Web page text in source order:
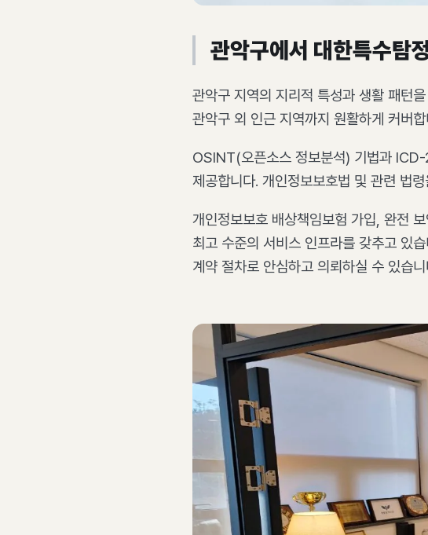
관악구에서 대한특수탐
관악구 지역의 지리적 특성과 생활 패턴
관악구 외 인근 지역까지 원활하게 커버합
OSINT(오픈소스 정보분석) 기법과
제공합니다. 개인정보보호법 및 관련 법
개인정보보호 배상책임보험 가입, 완전
최고 수준의 서비스 인프라를 갖추고 있
계약 절차로 안심하고 의뢰하실 수 있습니